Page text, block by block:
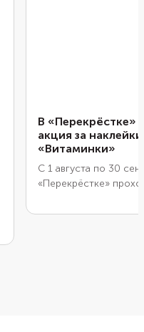
В «Перекрёстке»
акция за наклейки
«Витаминки»
С 1 августа по 30
«Перекрёстке»
«Витаминки». Суть: